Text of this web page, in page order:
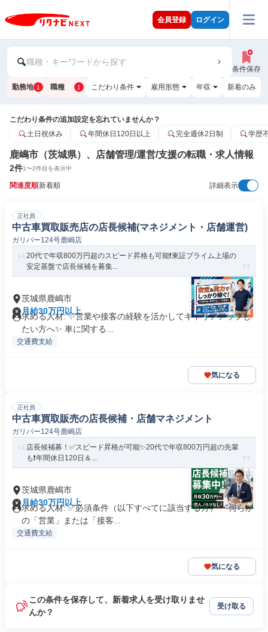
会員登録 ログイン
職種・キーワードから探す
条件保存
勤務地 1 職種 1 こだわり条件 雇用形態 年収 新着のみ
こだわり条件の追加設定を忘れていませんか？
土日祝休み
年間休日120日以上 完全週休2日制 学歴
鹿嶋市（茨城県）、店舗管理/運営/支援の転職・求人情報
2件1〜2件目を表示中
関連度順新着順 詳細表示
正社員
中古車買取販売店の店長候補(マネジメント・店舗運営)
ガリバー124号鹿嶋店
20代で年収800万円超のスピード昇格も可能❗️東証プライム上場の
安定基盤で店長候補を募集...
茨城県鹿嶋市
月給30万円以上
求める人材: ✨️営業や接客の経験を活かしてキャリアアップし
たい方へ✨️ 車に関する...
交通費支給
気になる
正社員
中古車買取販売の店長候補・店舗マネジメント
ガリバー124号鹿嶋店
店長候補募！✅️スピード昇格が可能✨20代で年収800万円超の先輩
も❗️年間休日120日＆...
茨城県鹿嶋市
月給30万円以上
求める人材: ✅必須条件（以下すべてに該当する方） ・何らか
の「営業」または「接客...
交通費支給
気になる
この条件を保存して、新着求人を受け取りませ
んか？
受け取る